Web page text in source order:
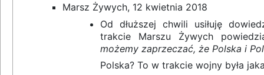
Marsz Żywych, 12 kwietnia 2018
Od dłuższej chwili usiłuję
trakcie Marszu Żywych
możemy zaprzeczać, że Polska i
Polska? To w trakcie wojny była